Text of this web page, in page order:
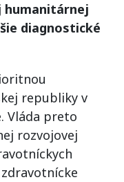
diagnostické
republiky v
Vláda preto
rozvojovej